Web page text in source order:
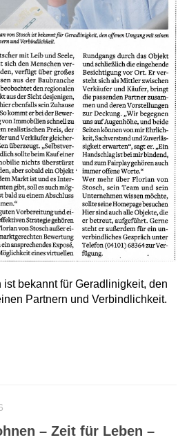
bekannt für Geradlinigkeit, den
Partnern und Verbindlichkeit.
– Zeit für Leben –